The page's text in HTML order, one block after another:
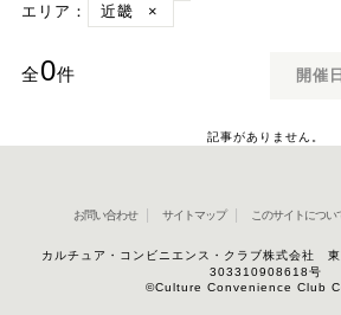
エリア：
近畿 ×
全0件 開催
記事がありません。
お問い合わせ サイトマップ このサイトについ
カルチュア・コンビニエンス・クラブ株式会社
303310908618号
©Culture Convenience Club